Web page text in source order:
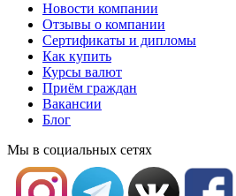
Новости компании
Отзывы о компании
Сертификаты и дипломы
Как купить
Курсы валют
Приём граждан
Вакансии
Блог
Мы в социальных сетях